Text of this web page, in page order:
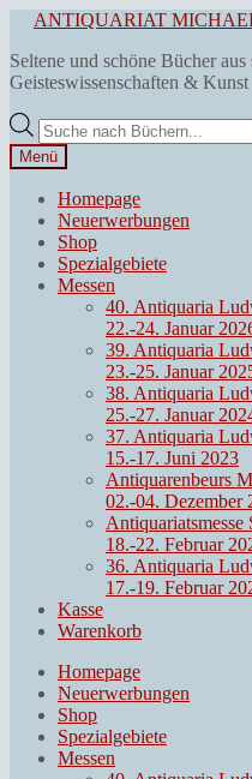
springen
Zum
springen
ANTIQUARIAT
Seltene und schöne Bücher aus
Geisteswissenschaften & Kunst
Products
search
Menü
Homepage
Neuerwerbungen
Shop
Spezialgebiete
Messen
40. Antiquaria
22.-24. Januar
39. Antiquaria
23.-25. Januar
38. Antiquaria
25.-27. Januar
37. Antiquaria
15.-17. Juni 2023
Antiquarenbeurs
02.-04. Dezember
Antiquariatsmesse
18.-22. Februar
36. Antiquaria
17.-19. Februar
Kasse
Warenkorb
Homepage
Neuerwerbungen
Shop
Spezialgebiete
Messen